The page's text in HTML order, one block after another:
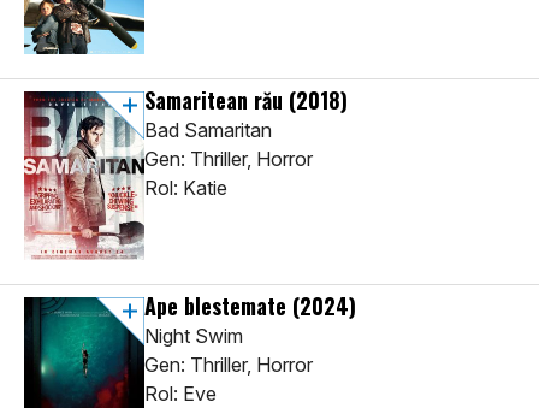
Samaritean rău (2018)
Bad Samaritan
Gen: Thriller, Horror
Rol: Katie
Ape blestemate (2024)
Night Swim
Gen: Thriller, Horror
Rol: Eve